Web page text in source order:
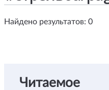
Найдено результатов: 0
Читаемое